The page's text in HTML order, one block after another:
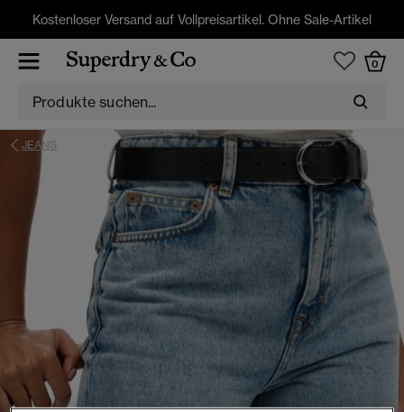
Kostenloser Versand auf Vollpreisartikel. Ohne Sale-Artikel
0
JEANS